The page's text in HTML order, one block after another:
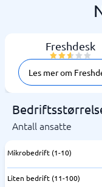
Freshdesk
Les mer om
Antall ansatte
Mikrobedrift (1-10)
Liten bedrift (11-100)